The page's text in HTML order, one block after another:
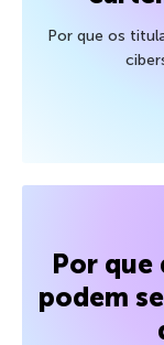
Por que os
Por que
podem